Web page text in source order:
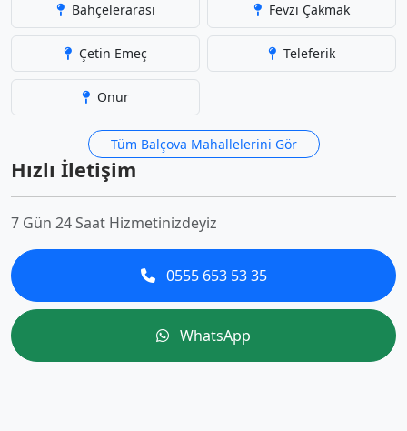
Bahçelerarası Fevzi Çakmak
Çetin Emeç Teleferik
Onur
Tüm Balçova Mahallelerini Gör
Hızlı İletişim
7 Gün 24 Saat Hizmetinizdeyiz
0555 653 53 35
WhatsApp